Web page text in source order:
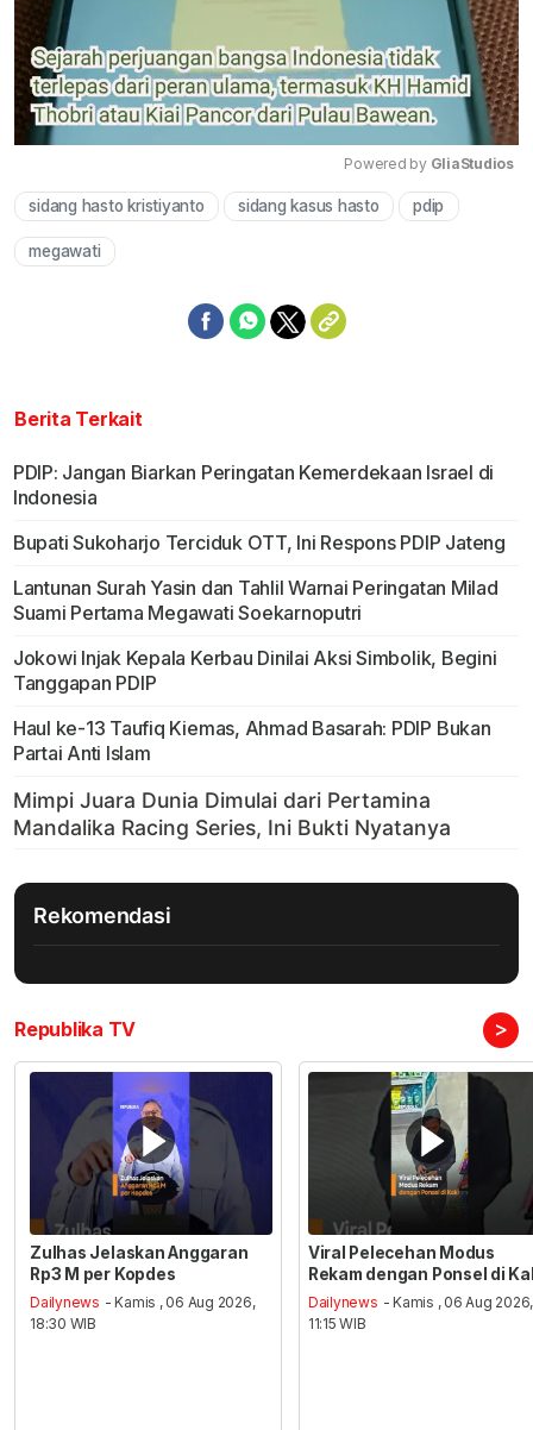
Mute
Powered by GliaStudios
sidang hasto kristiyanto sidang kasus hasto pdip
megawati
Berita Terkait
PDIP: Jangan Biarkan Peringatan Kemerdekaan Israel di
Indonesia
Bupati Sukoharjo Terciduk OTT, Ini Respons PDIP Jateng
Lantunan Surah Yasin dan Tahlil Warnai Peringatan Milad
Suami Pertama Megawati Soekarnoputri
Jokowi Injak Kepala Kerbau Dinilai Aksi Simbolik, Begini
Tanggapan PDIP
Haul ke-13 Taufiq Kiemas, Ahmad Basarah: PDIP Bukan
Partai Anti Islam
Rekomendasi
Republika TV >
Zulhas Jelaskan Anggaran
Rp3 M per Kopdes
Dailynews - Kamis , 06 Aug 2026,
18:30 WIB
Viral Pelecehan Modus
Rekam dengan Ponsel di
Dailynews - Kamis , 06 Aug 2026,
11:15 WIB